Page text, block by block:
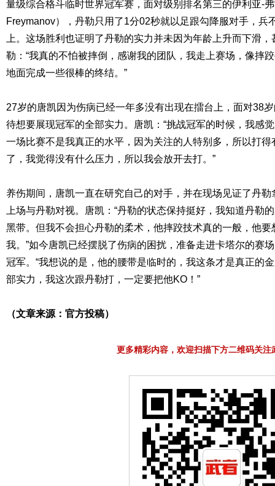
量级综合格斗临时世界冠军赛，面对级别排名第三的伊利亚-
Freymanov），丹勒只用了1分02秒就以足跟勾降服对手，兵
上。这场胜利也证明了丹勒的实力并未因为年龄上升而下滑
勒：“我真的不怕被摔倒，感谢我的团队，我走上赛场，像摔
地面完成一些很棒的终结。”
27岁的唐凯因为伤病已经一年多没有出现在擂台上，面对38
待想要展现冠军的全部实力。唐凯：“挑战冠军的时候，我感
一场比赛不是我真正的水平，因为关注的人特别多，所以打
了，我觉得没有什么压力，所以我会放开去打。”
养伤期间，唐凯一直在研究自己的对手，并在现场见证了丹
上场与丹勒对视。唐凯：“丹勒的状态保持挺好，我知道丹勒
黑带。但我不会担心丹勒的柔术，他摔跤技术真的一般，他
我。”如今唐凯已经摆脱了伤病的困扰，准备走进卡塔尔的赛
冠军。“我想说的是，他的腰带是临时的，我这条才是真正的
部实力，我这次跟丹勒打，一定要把他KO！”
（文章来源：官方投稿）
更多精彩内容，欢迎扫描下方二维码关注